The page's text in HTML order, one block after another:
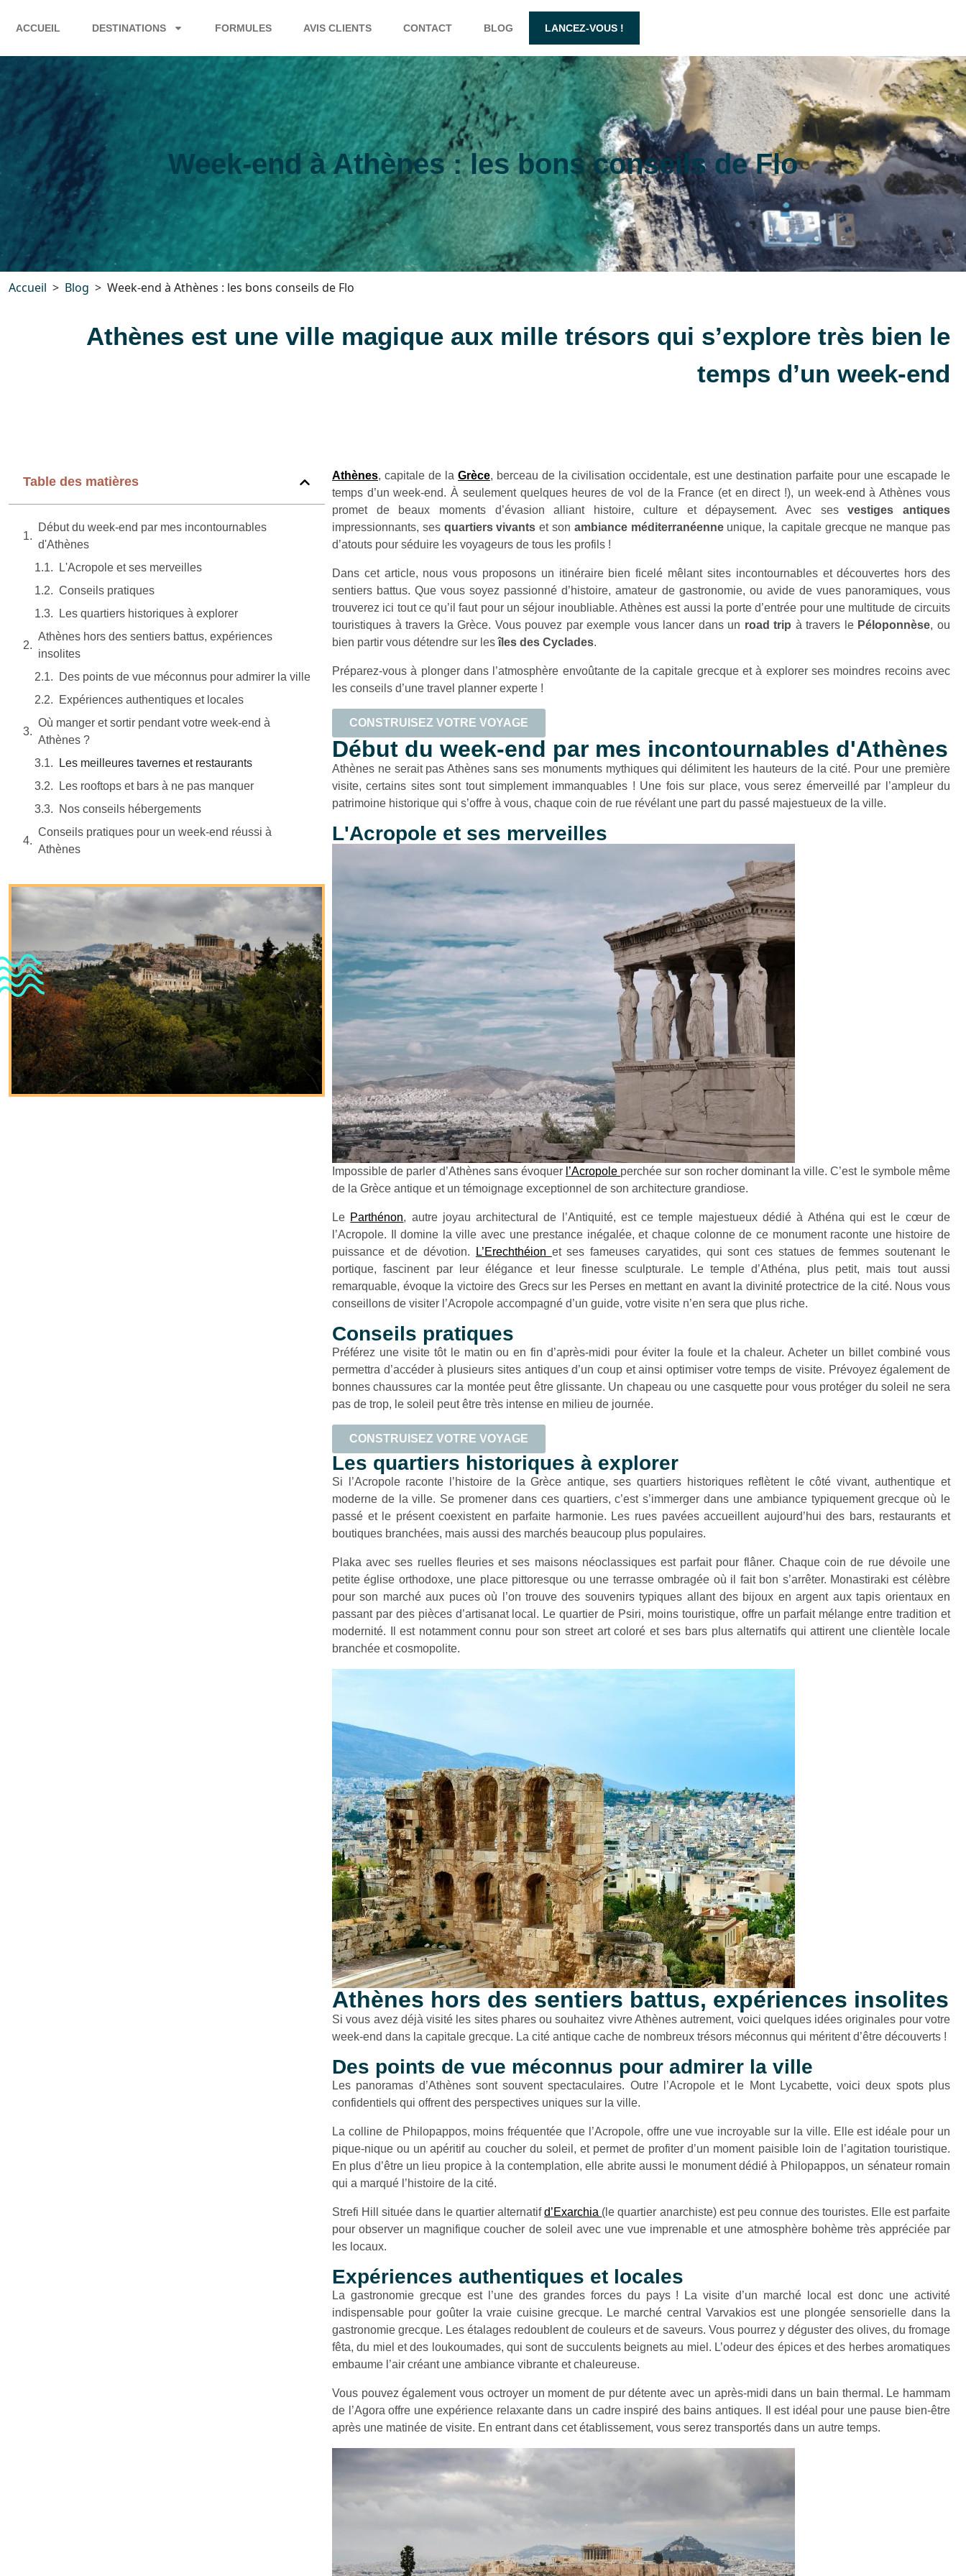
ACCUEIL DESTINATIONS FORMULES AVIS CLIENTS CONTACT BLOG LANCEZ-VOUS !
Week-end à Athènes : les bons conseils de Flo
Accueil Blog Week-end à Athènes : les bons conseils de Flo
Athènes est une ville magique aux mille trésors qui s’explore très bien le
temps d’un week-end
Table des matières
Début du week-end par mes incontournables
d'Athènes
L'Acropole et ses merveilles
Conseils pratiques
Les quartiers historiques à explorer
Athènes hors des sentiers battus, expériences
insolites
Des points de vue méconnus pour admirer la ville
Expériences authentiques et locales
Où manger et sortir pendant votre week-end à
Athènes ?
Les meilleures tavernes et restaurants
Les rooftops et bars à ne pas manquer
Nos conseils hébergements
Conseils pratiques pour un week-end réussi à
Athènes
Athènes, capitale de la Grèce, berceau de la civilisation occidentale, est une destination parfaite pour une escapade le
temps d’un week-end. À seulement quelques heures de vol de la France (et en direct !), un week-end àAthènes vous
promet de beaux moments d’évasion alliant histoire, culture et dépaysement. Avec sesvestiges antiques
impressionnants, ses quartiers vivants et son ambiance méditerranéenneunique, la capitale grecque ne manque pas
d’atouts pour séduire les voyageurs de tous les profils !
Dans cet article, nous vous proposons un itinéraire bien ficelé mêlant sites incontournables et découvertes hors des
sentiers battus. Que vous soyez passionné d’histoire, amateur de gastronomie, ou avide de vues panoramiques, vous
trouverez ici tout ce qu’il faut pour un séjour inoubliable. Athènes est aussi la porte d’entrée pour une multitude de circuits
touristiques à travers la Grèce. Vous pouvez par exemple vous lancer dans un road trip à travers le Péloponnèse, ou
bien partir vous détendre sur lesîles des Cyclades.
Préparez-vous à plonger dans l’atmosphère envoûtante de la capitale grecque et à explorer ses moindres recoins avec
les conseils d’une travel planner experte !
CONSTRUISEZ VOTRE VOYAGE
Début du week-end par mes incontournables d'Athènes
Athènes ne serait pas Athènes sans ses monuments mythiques qui délimitent les hauteurs de la cité. Pour une première
visite, certains sites sont tout simplement immanquables ! Une fois sur place, vous serez émerveillé par l’ampleur du
patrimoine historique qui s’offre à vous, chaque coin de rue révélant une part du passé majestueux de la ville.
L'Acropole et ses merveilles
Impossible de parler d’Athènes sans évoquer l’Acropole perchée sur son rocher dominant la ville. C’est le symbole même
de la Grèce antique et un témoignage exceptionnel de son architecture grandiose.
Le Parthénon, autre joyau architectural de l’Antiquité, est ce temple majestueux dédié à Athéna qui est le cœur de
l’Acropole. Il domine la ville avec une prestance inégalée, et chaque colonne de ce monument raconte une histoire de
puissance et de dévotion.
L’Erechthéion et ses fameuses caryatides, qui sont ces statues de femmes soutenant le
portique, fascinent par leur élégance et leur finesse sculpturale. Le temple d’Athéna, plus petit, mais tout aussi
remarquable, évoque la victoire des Grecs sur les Perses en mettant en avant la divinité protectrice de la cité. Nous vous
conseillons de visiter l’Acropole accompagné d’un guide, votre visite n’en sera que plus riche.
Conseils pratiques
Préférez une visite tôt le matin ou en fin d’après-midi pour éviter la foule et la chaleur. Acheter un billet combiné vous
permettra d’accéder à plusieurs sites antiques d’un coup et ainsi optimiser votre temps de visite. Prévoyez également de
bonnes chaussures car la montée peut être glissante. Un chapeau ou une casquette pour vous protéger du soleil ne sera
pas de trop, le soleil peut être très intense en milieu de journée.
CONSTRUISEZ VOTRE VOYAGE
Les quartiers historiques à explorer
Si l’Acropole raconte l’histoire de la Grèce antique, ses quartiers historiques reflètent le côté vivant, authentique et
moderne de la ville. Se promener dans ces quartiers, c’est s’immerger dans une ambiance typiquement grecque où le
passé et le présent coexistent en parfaite harmonie. Les rues pavées accueillent aujourd’hui des bars, restaurants et
boutiques branchées, mais aussi des marchés beaucoup plus populaires.
Plaka avec ses ruelles fleuries et ses maisons néoclassiques est parfait pour flâner. Chaque coin de rue dévoile une
petite église orthodoxe, une place pittoresque ou une terrasse ombragée où il fait bon s’arrêter. Monastiraki est célèbre
pour son marché aux puces où l’on trouve des souvenirs typiques allant des bijoux en argent aux tapis orientaux en
passant par des pièces d’artisanat local. Le quartier de Psiri, moins touristique, offre un parfait mélange entre tradition et
modernité. Il est notamment connu pour son street art coloré et ses bars plus alternatifs qui attirent une clientèle locale
branchée et cosmopolite.
Athènes hors des sentiers battus, expériences insolites
Si vous avez déjà visité les sites phares ou souhaitez vivre Athènes autrement, voici quelques idées originales pour votre
week-end dans la capitale grecque. La cité antique cache de nombreux trésors méconnus qui méritent d’être découverts !
Des points de vue méconnus pour admirer la ville
Les panoramas d’Athènes sont souvent spectaculaires. Outre l’Acropole et le Mont Lycabette, voici deux spots plus
confidentiels qui offrent des perspectives uniques sur la ville.
La colline de Philopappos, moins fréquentée que l’Acropole, offre une vue incroyable sur la ville. Elle est idéale pour un
pique-nique ou un apéritif au coucher du soleil, et permet de profiter d’un moment paisible loin de l’agitation touristique.
En plus d’être un lieu propice à la contemplation, elle abrite aussi le monument dédié à Philopappos, un sénateur romain
qui a marqué l’histoire de la cité.
Strefi Hill située dans le quartier alternatifd’Exarchia (le quartier anarchiste) est peu connue des touristes. Elle est parfaite
pour observer un magnifique coucher de soleil avec une vue imprenable et une atmosphère bohème très appréciée par
les locaux.
Expériences authentiques et locales
La gastronomie grecque est l’une des grandes forces du pays ! La visite d’un marché local est donc une activité
indispensable pour goûter la vraie cuisine grecque. Le marché central Varvakios est une plongée sensorielle dans la
gastronomie grecque. Les étalages redoublent de couleurs et de saveurs. Vous pourrez y déguster des olives, du fromage
fêta, du miel et des loukoumades, qui sont de succulents beignets au miel. L’odeur des épices et des herbes aromatiques
embaume l’air créant une ambiance vibrante et chaleureuse.
Vous pouvez également vous octroyer un moment de pur détente avec un après-midi dans un bain thermal. Le hammam
de l’Agora offre une expérience relaxante dans un cadre inspiré des bains antiques. Il est idéal pour une pause bien-être
après une matinée de visite. En entrant dans cet établissement, vous serez transportés dans un autre temps.